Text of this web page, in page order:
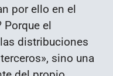
por ello en el
Porque el
distribuciones
sino una